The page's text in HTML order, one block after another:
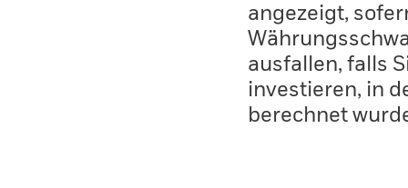
angezeigt,
ausfallen, falls
investieren, in
berechnet